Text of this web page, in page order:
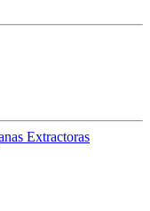
Extractoras